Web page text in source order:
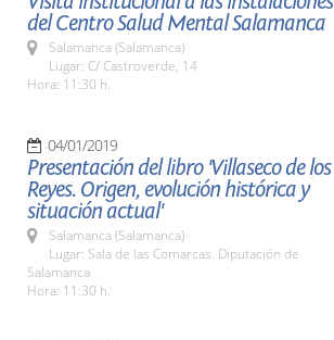
del Centro Salud Mental Salamanca
Salamanca (Salamanca)
Lugar: C/ Castroverde, 14
Hora: 11:30 h.
04/01/2019
Presentación del libro 'Villaseco de los
Reyes. Origen, evolución histórica y
situación actual'
Salamanca (Salamanca)
Lugar: Sala de las Comarcas. Diputación de
Salamanca
Hora: 11:30 h.